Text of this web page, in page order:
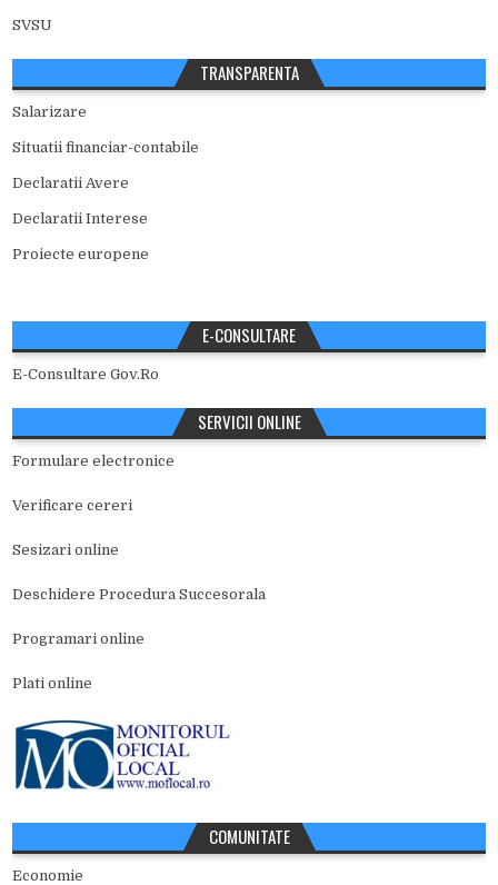
SVSU
TRANSPARENTA
Salarizare
Situatii financiar-contabile
Declaratii Avere
Declaratii Interese
Proiecte europene
E-CONSULTARE
E-Consultare Gov.Ro
SERVICII ONLINE
Formulare electronice
Verificare cereri
Sesizari online
Deschidere Procedura Succesorala
Programari online
Plati online
COMUNITATE
Economie